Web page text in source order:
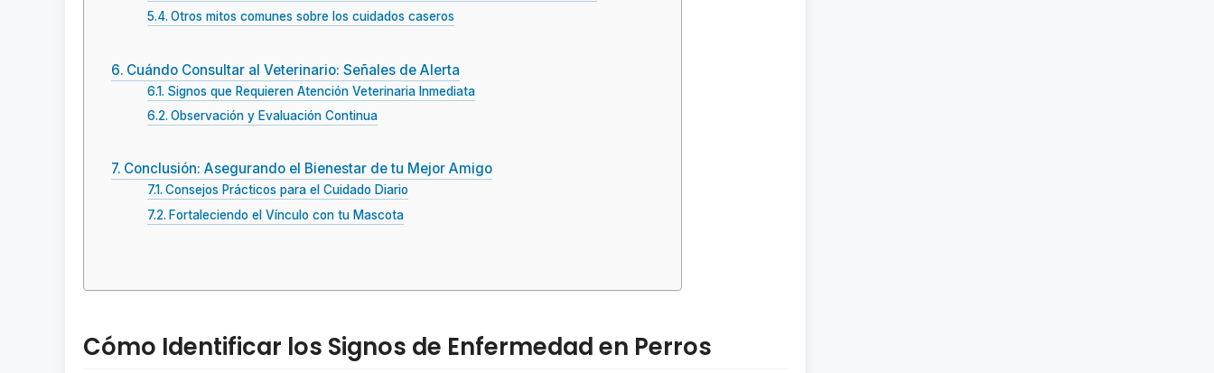
Otros mitos comunes sobre los cuidados caseros
Cuándo Consultar al Veterinario: Señales de Alerta
Signos que Requieren Atención Veterinaria Inmediata
Observación y Evaluación Continua
Conclusión: Asegurando el Bienestar de tu Mejor Amigo
Consejos Prácticos para el Cuidado Diario
Fortaleciendo el Vínculo con tu Mascota
Cómo Identificar los Signos de Enfermedad en Perros